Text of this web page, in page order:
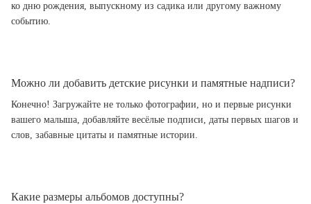
ко дню рождения, выпускному из садика или другому важному
событию.
Можно ли добавить детские рисунки и памятные надписи?
Конечно! Загружайте не только фотографии, но и первые рисунки
вашего малыша, добавляйте весёлые подписи, даты первых шагов и
слов, забавные цитаты и памятные истории.
Какие размеры альбомов доступны?